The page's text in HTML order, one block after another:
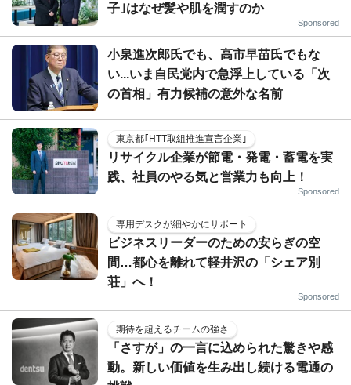
子｣はなぜ髪や肌を潤すのか
Sponsored
小泉進次郎氏でも、高市早苗氏でもな
い...いま自民党内で急浮上している「次
の首相」有力候補の意外な名前
東京都｢HTT取組推進宣言企業｣
リサイクル企業が節電・発電・蓄電を実
践、社員のやる気と営業力も向上！
Sponsored
専用デスクが細やかにサポート
ビジネスリーダーのための安らぎの空
間…都心を離れて軽井沢の「シェア別
荘」へ！
Sponsored
期待を超えるチームの強さ
「さすが」の一言に込められた驚きや感
動。新しい価値を生み出し続ける電通の